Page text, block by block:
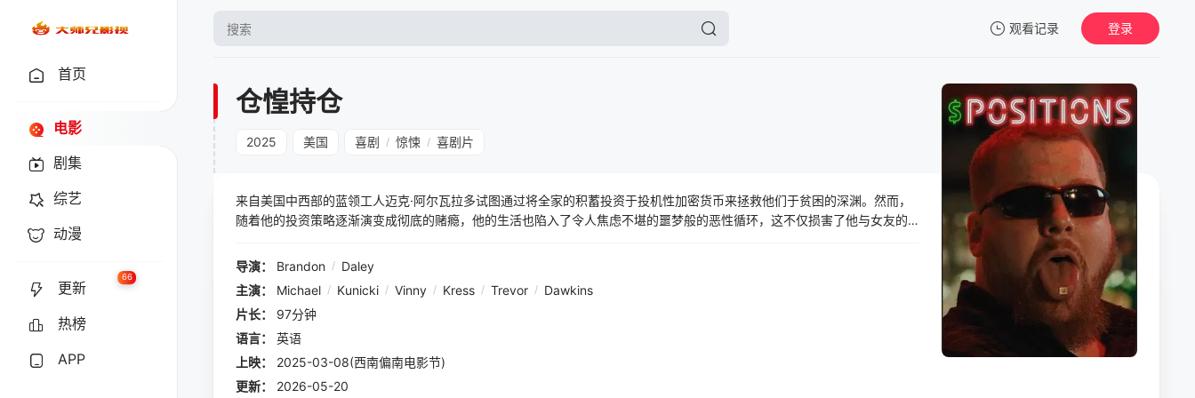
观看记录
暂无观看影片的记录
登录
首页
电影
剧集
综艺
动漫
更新
66
热榜
APP
仓惶持仓
2025 美国 喜剧 / 惊悚 / 喜剧片
来自美国中西部的蓝领工人迈克·阿尔瓦拉多试图通过将全家的积蓄投资于投机性加密货币来拯救他们于贫困的深渊。然而，
随着他的投资策略逐渐演变成彻底的赌瘾，他的生活也陷入了令人焦虑不堪的噩梦般的恶性循环，这不仅损害了他与女友的
导演：
Brandon / Daley
主演：
Michael / Kunicki / Vinny / Kress / Trevor / Dawkins
片长：
97分钟
语言：
英语
上映：
2025-03-08(西南偏南电影节)
更新：
2026-05-20